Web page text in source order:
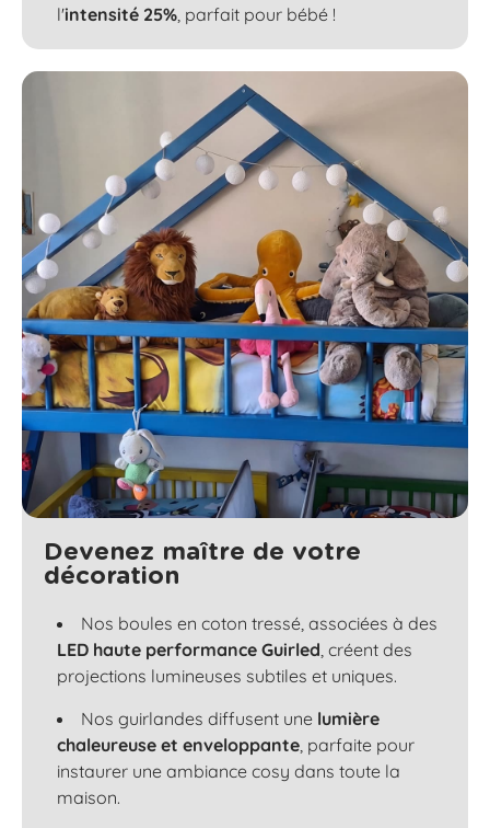
l'intensité 25%, parfait pour bébé !
Devenez maître de votre
décoration
Nos boules en coton tressé, associées à des
LED haute performance Guirled, créent des
projections lumineuses subtiles et uniques.
Nos guirlandes diffusent une lumière
chaleureuse et enveloppante, parfaite pour
instaurer une ambiance cosy dans toute la
maison.